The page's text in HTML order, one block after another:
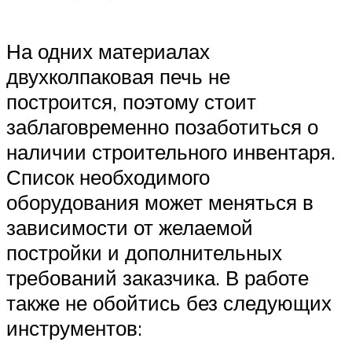
На одних материалах
двухколпаковая печь не
построится, поэтому стоит
заблаговременно позаботиться о
наличии строительного инвентаря.
Список необходимого
оборудования может меняться в
зависимости от желаемой
постройки и дополнительных
требований заказчика. В работе
также не обойтись без следующих
инструментов: